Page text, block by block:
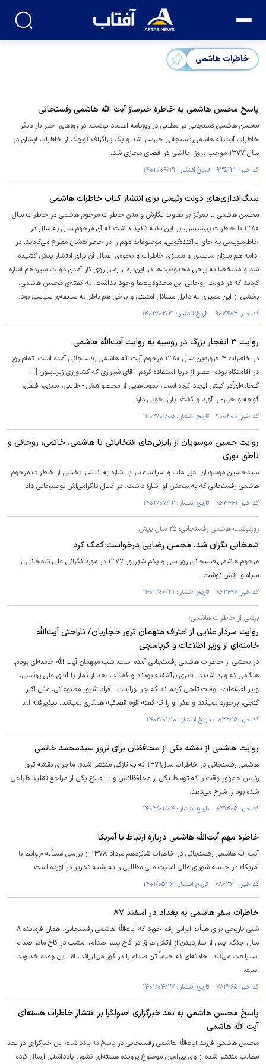
خاطرات هاشمی
پاسخ محسن هاشمی به خاطره خبرساز آیت الله هاشمی رفسنجانی
محسن هاشمی‌رفسنجانی در مطلبی در روزنامه اعتماد نوشت: در روز‌های اخیر بار دیگر
خاطرات آیت‌الله هاشمی‌رفسنجانی خبرساز شد و یک پاراگراف کوچک از خاطرات ایشان در
سال ۱۳۷۷ موجب بروز چالشی در فضای مجازی شد.
کد خبر: ۹۳۵۱۲۳ تاریخ انتشار : ۱۴۰۳/۰۶/۲۱
سنگ‌اندازی‌های دولت رئیسی برای انتشار کتاب خاطرات هاشمی
محسن هاشمی با تمرکز بر تفاوت نگارش و متن خاطرات مرحوم هاشمی در خاطرات سال
۱۳۸۰ با خاطرات پیشینش، بر این نکته تاکید داشت که آن مرحوم سال به سال در
خاطره‌نویسی به جای پراکنده‌گویی، موضوعات مهم را در خاطرات‌شان مطرح می‌کردند. در
ادامه هم میزان سانسور و ممیزی خاطرات و نحوه‌ی اعمال آن برای انتشار پیش کشیده
شد و مشخصا به برخی محدودیت‌ها در این‌باره از زمان روی کار آمدن دولت سیزدهم اشاره
کردند که در دولت روحانی این محدودیت‌ها وجود نداشت. به گفته‌ی محسن هاشمی،
بخشی از این ممیزی به دلیل مسائل امنیتی و برخی هم ناظر به سلیقه‌ی سیاسی بود.
کد خبر: ۹۰۷۴۸۳ تاریخ انتشار : ۱۴۰۳/۰۲/۲۱
روایت ۳ انفجار بزرگ در روسیه به روایت آیت‌الله هاشمی
در خاطرات ۴ فروردین سال ۱۳۸۰ مرحوم آیت الله هاشمی رفسنجانی آمده است؛ تمام روز
در اقامتگاه بودم. عصر از دریا استفاده کردم. آقای شیرازی که کشاورزی زیرنایلون [=
گلخانه‌ای]در کیش ایجاد کرده است، نمونه‌هایی از محصولاتش - طالبی، سبزی، فلفل،
گوجه و خیار- را آورد و گفت، بازار خوبی دارد.
کد خبر: ۹۰۰۴۰۰ تاریخ انتشار : ۱۴۰۳/۰۱/۰۵
روایت حسین موسویان از رایزنی‌های انتخاباتی با هاشمی، خاتمی، روحانی و
ناطق نوری
سیدحسین موسویان، دیپلمات و سیاستمدار با اشاره به انتشار بخشی از خاطرات مرحوم
هاشمی رفسنجانی که به سخنان او اشاره داشت، در کانال تلگرامی‌اش توضیحاتی داد.
کد خبر: ۸۶۴۴۶۱ تاریخ انتشار : ۱۴۰۲/۰۷/۱۲
روزنوشت هاشمی رفسنجانی؛ ۲۵ سال پیش
شمخانی نگران شد، محسن رضایی درخواست کمک کرد
مرحوم هاشمی‌رفسنجانی روز سی و یکم شهریور ۱۳۷۷ در مورد نگرانی علی شمخانی از
سپاه و ارتش نوشت.
کد خبر: ۸۶۲۴۹۷ تاریخ انتشار : ۱۴۰۲/۰۶/۳۱
برشی از خاطرات هاشمی؛
روایت سردار علایی از اعتراف متهمان ترور حجاریان/ ناراحتی آیت‌الله
خامنه‌ای از وزیر اطلاعات و کرباسچی
در بخشی از خاطرات هاشمی رفسنجانی آمده است: شب میهمان آیت الله خامنه‌ای بودم.
هنگامی که وارد شدند، قدری برآشفته بودند و گفتند، بعد از نماز با آقای علی یونسی،
وزیر اطلاعات، اوقات تلخی کرده اند که چرا وزارت با افراد شرور مطبوعاتی، مثل اکبر
گنجی، برخورد نمیکند و عذر او را که گفته قوه قضائیه همکاری نمیکند، نپذیرفته اند.
کد خبر: ۸۳۲۱۱۵ تاریخ انتشار : ۱۴۰۲/۰۱/۱۰
روایت هاشمی از نقشه یکی از محافظان برای ترور سیدمحمد خاتمی
هاشمی رفسنجانی در خاطرات سال۱۳۷۹ که به تازگی منتشر شده، ماجرای نقشه ترور
رئیس جمهور وقت را که توسط یکی از محافظانش و با اطلاع یکی از مراجع تقلید طراحی
شده بود را شرح می‌دهد.
کد خبر: ۸۳۱۴۰۵ تاریخ انتشار : ۱۴۰۲/۰۱/۰۴
خاطره مهم آیت‌الله هاشمی درباره ارتباط با آمریکا
آیت الله هاشمی رفسنجانی در خاطرات شانزدهم مرداد ١٣٧٨ از بررسی مسأله «روابط با
آمریکا» در جلسه شورای عالی امنیت ملی مطالبی را به رشته تحریر در آورده است.
کد خبر: ۷۸۶۳۶۳ تاریخ انتشار : ۱۴۰۱/۰۵/۱۶
خاطرات سفر هاشمی به بغداد در اسفند ۸۷
شبی تاریخی برای هیأت ایرانی رقم خورد که آیت‌الله هاشمی رفسنجانی، همان فرمانده ۸
سال جنگ، پس از سان‌دیدن از ارتش عراق در کاخ پسر صدام، امشب در کاخ مادر صدام
استراحت می‌کند، حادثه‌ای که حتماً تن صدام را در گور می‌لرزاند، امّا این وعده خداوند
است.
کد خبر: ۷۸۲۷۶۵ تاریخ انتشار : ۱۴۰۱/۰۴/۲۷
پاسخ محسن هاشمی به نقد خبرگزاری اصولگرا بر انتشار خاطرات هسته‌ای
آیت الله هاشمی
محسن هاشمی فرزند آیت‌الله هاشمی رفسنجانی در پاسخ به یادداشت این خبرگزاری در نقد
مطالب منتشر شده از وی پیرامون موضوع پرونده هسته‌ای کشور، یادداشتی ارسال کرده